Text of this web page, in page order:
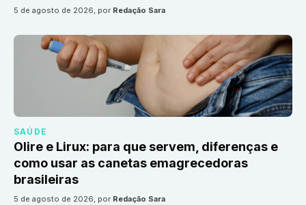
5 de agosto de 2026, por Redação Sara
SAÚDE
Olire e Lirux: para que servem, diferenças e
como usar as canetas emagrecedoras
brasileiras
5 de agosto de 2026, por Redação Sara